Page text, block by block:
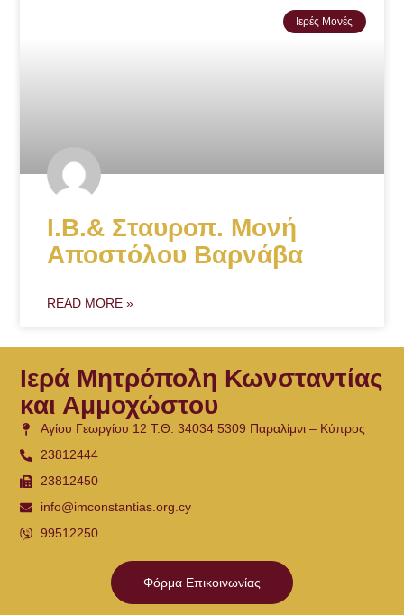
Ιερές Μονές
Ι.Β.& Σταυροπ. Μονή
Αποστόλου Βαρνάβα
READ MORE »
Ιερά Μητρόπολη Κωνσταντίας
και Αμμοχώστου
Αγίου Γεωργίου 12 Τ.Θ. 34034 5309 Παραλίμνι – Κύπρος
23812444
23812450
info@imconstantias.org.cy
99512250
Φόρμα Επικοινωνίας